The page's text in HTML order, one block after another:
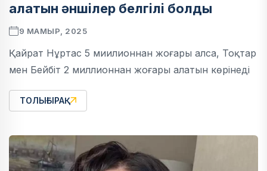
алатын әншілер белгілі болды
9 МАМЫР, 2025
Қайрат Нұртас 5 миилионнан жоғары алса, Тоқтар
мен Бейбіт 2 миллионнан жоғары алатын көрінеді
ТОЛЫҒЫРАҚ